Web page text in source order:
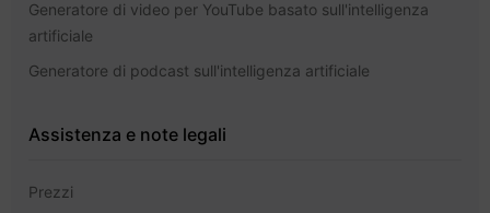
Generatore di video per YouTube basato sull'intelligenza
artificiale
Generatore di podcast sull'intelligenza artificiale
Assistenza e note legali
Prezzi